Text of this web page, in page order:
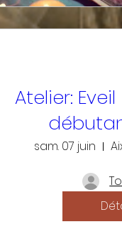
Atelier:
sam. 07 juin